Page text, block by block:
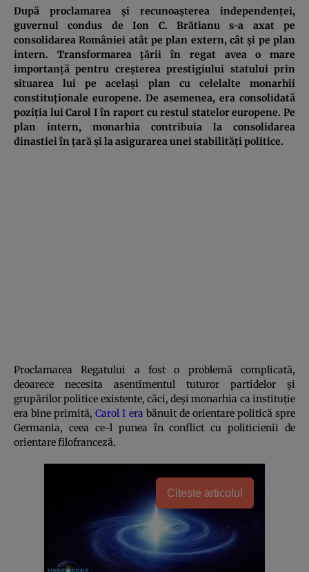
După proclamarea și recunoașterea independenței,
guvernul condus de Ion C. Brătianu s-a axat pe
consolidarea României atât pe plan extern, cât și pe plan
intern. Transformarea țării în regat avea o mare
importanță pentru creșterea prestigiului statuluiprin
situarealui pe același plan cu celelalte monarhii
constituționale europene. De asemenea, era consolidată
poziția lui Carol I în raport cu restul statelor europene. Pe
plan intern, monarhia contribuia la consolidarea
dinastiei în țară și la asigurarea unei stabilități politice.
Proclamarea Regatului a fost o problemă complicată,
deoarece necesita asentimentul tuturor partidelor și
grupărilor politice existente, căci, deși monarhia ca instituție
era bine primită, Carol I era bănuit de orientare politică spre
Germania, ceea ce-l punea în conflict cu politicienii de
orientare filofranceză.
Citește articolul